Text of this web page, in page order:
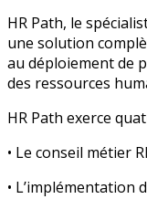
HR Path, le
une solution
au déploiement de
des ressources
HR Path exerce
• Le conseil métier
• L’implémentation